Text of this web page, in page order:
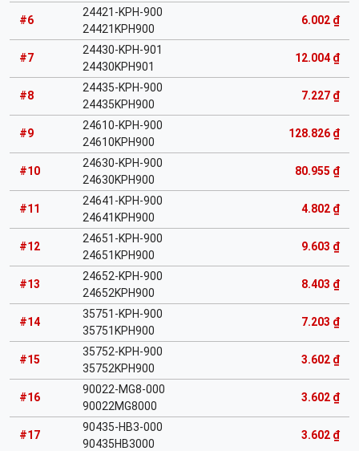
#6
24421-KPH-900
24421KPH900
6.002 ₫
#7
24430-KPH-901
24430KPH901
12.004 ₫
#8
24435-KPH-900
24435KPH900
7.227 ₫
#9
24610-KPH-900
24610KPH900
128.826 ₫
#10
24630-KPH-900
24630KPH900
80.955 ₫
#11
24641-KPH-900
24641KPH900
4.802 ₫
#12
24651-KPH-900
24651KPH900
9.603 ₫
#13
24652-KPH-900
24652KPH900
8.403 ₫
#14
35751-KPH-900
35751KPH900
7.203 ₫
#15
35752-KPH-900
35752KPH900
3.602 ₫
#16
90022-MG8-000
90022MG8000
3.602 ₫
#17
90435-HB3-000
90435HB3000
3.602 ₫